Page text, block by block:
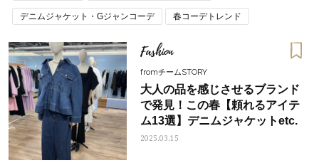
デニムジャケット・Gジャンコーデ 春コーデトレンド
Fashion
fromチームSTORY
大人の品を感じさせるブランド
で発見！この春【頼れるアイテ
ム13選】デニムジャケットetc.
2025.03.15